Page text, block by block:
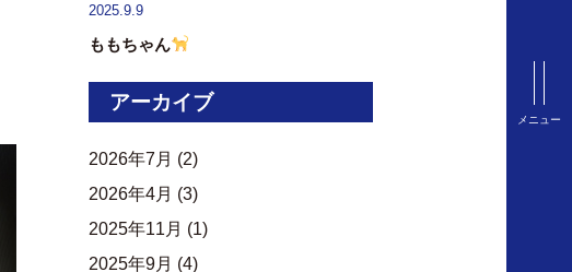
メニュー
2025.9.9
ももちゃん
アーカイブ
2026年7月 (2)
2026年4月 (3)
2025年11月 (1)
2025年9月 (4)